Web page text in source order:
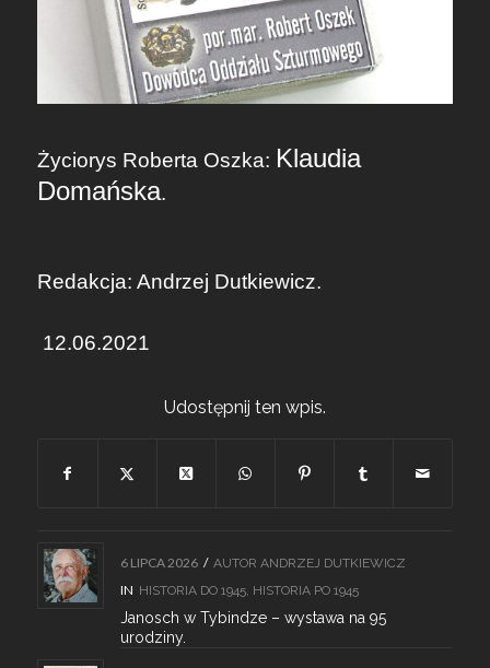
Życiorys Roberta Oszka: Klaudia
Domańska.
Redakcja: Andrzej Dutkiewicz.
12.06.2021
Udostępnij ten wpis.
6 LIPCA 2026 / AUTOR ANDRZEJ DUTKIEWICZ
IN HISTORIA DO 1945, HISTORIA PO 1945
Janosch w Tybindze – wystawa na 95
urodziny.